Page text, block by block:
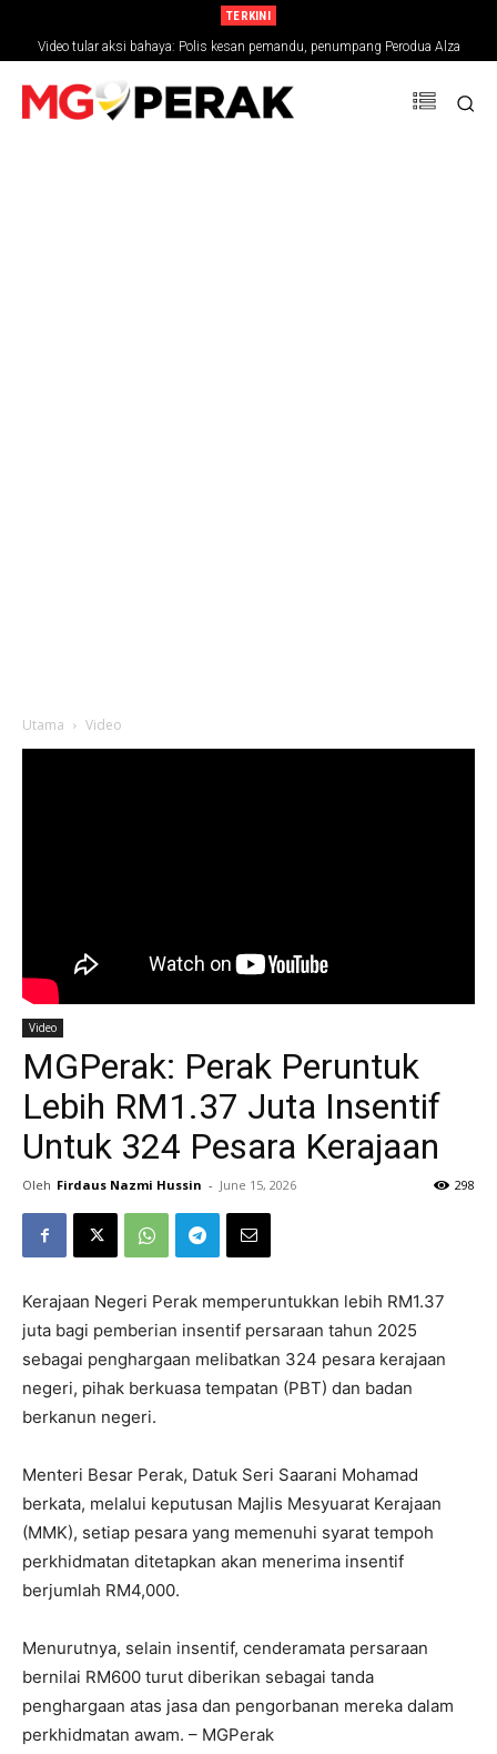
TERKINI
Video tular aksi bahaya: Polis kesan pemandu, penumpang Perodua Alza
Utama Video
Video
MGPerak: Perak Peruntuk
Lebih RM1.37 Juta Insentif
Untuk 324 Pesara Kerajaan
Oleh Firdaus Nazmi Hussin - June 15, 2026 298
Kerajaan Negeri Perak memperuntukkan lebih RM1.37
juta bagi pemberian insentif persaraan tahun 2025
sebagai penghargaan melibatkan 324 pesara kerajaan
negeri, pihak berkuasa tempatan (PBT) dan badan
berkanun negeri.
Menteri Besar Perak, Datuk Seri Saarani Mohamad
berkata, melalui keputusan Majlis Mesyuarat Kerajaan
(MMK), setiap pesara yang memenuhi syarat tempoh
perkhidmatan ditetapkan akan menerima insentif
berjumlah RM4,000.
Menurutnya, selain insentif, cenderamata persaraan
bernilai RM600 turut diberikan sebagai tanda
penghargaan atas jasa dan pengorbanan mereka dalam
perkhidmatan awam. – MGPerak